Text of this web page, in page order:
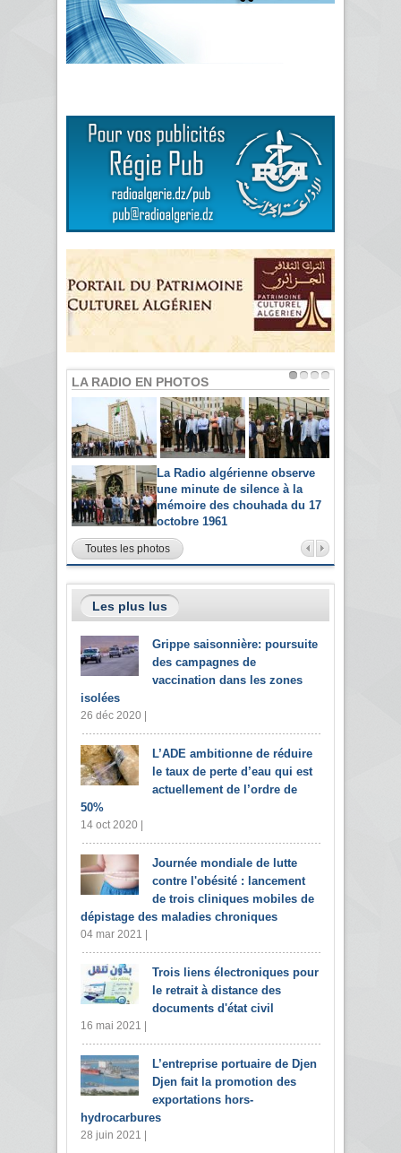
LA RADIO EN PHOTOS
La Radio algérienne observe
une minute de silence à la
mémoire des chouhada du 17
octobre 1961
Toutes les photos
Les plus lus
Grippe saisonnière: poursuite
des campagnes de
vaccination dans les zones
isolées
26 déc 2020 |
L’ADE ambitionne de réduire
le taux de perte d’eau qui est
actuellement de l’ordre de
50%
14 oct 2020 |
Journée mondiale de lutte
contre l'obésité : lancement
de trois cliniques mobiles de
dépistage des maladies chroniques
04 mar 2021 |
Trois liens électroniques pour
le retrait à distance des
documents d'état civil
16 mai 2021 |
L’entreprise portuaire de Djen
Djen fait la promotion des
exportations hors-
hydrocarbures
28 juin 2021 |